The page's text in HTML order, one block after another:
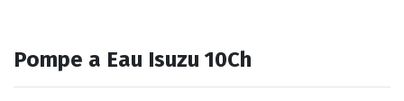
Pompe a Eau Isuzu 10Ch